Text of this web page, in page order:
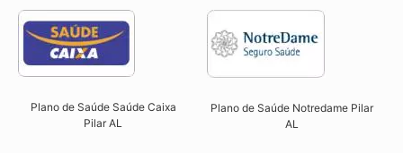
Plano de Saúde Saúde Caixa
Pilar AL​
Plano de Saúde Notredame Pilar
AL​